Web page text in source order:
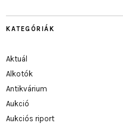
KATEGÓRIÁK
Aktuál
Alkotók
Antikvárium
Aukció
Aukciós riport